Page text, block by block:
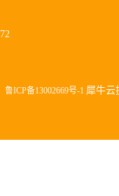
鲁ICP备13002669号-1 犀牛云